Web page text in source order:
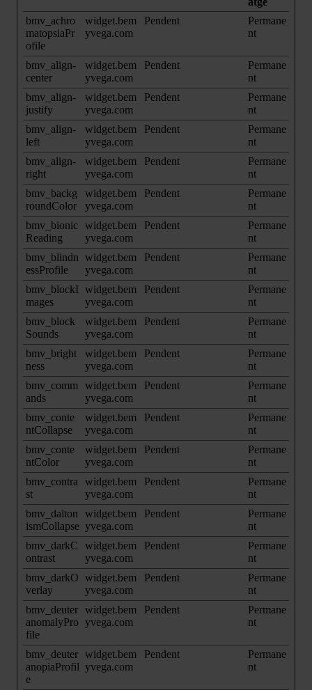
bmv_achro
matopsiaPr
ofile
widget.bem
yvega.com
Pendent
Permane
nt
bmv_align-
center
widget.bem
yvega.com
Pendent
Permane
nt
bmv_align-
justify
widget.bem
yvega.com
Pendent
Permane
nt
bmv_align-
left
widget.bem
yvega.com
Pendent
Permane
nt
bmv_align-
right
widget.bem
yvega.com
Pendent
Permane
nt
bmv_backg
roundColor
widget.bem
yvega.com
Pendent
Permane
nt
bmv_bionic
Reading
widget.bem
yvega.com
Pendent
Permane
nt
bmv_blindn
essProfile
widget.bem
yvega.com
Pendent
Permane
nt
bmv_blockI
mages
widget.bem
yvega.com
Pendent
Permane
nt
bmv_block
Sounds
widget.bem
yvega.com
Pendent
Permane
nt
bmv_bright
ness
widget.bem
yvega.com
Pendent
Permane
nt
bmv_comm
ands
widget.bem
yvega.com
Pendent
Permane
nt
bmv_conte
ntCollapse
widget.bem
yvega.com
Pendent
Permane
nt
bmv_conte
ntColor
widget.bem
yvega.com
Pendent
Permane
nt
bmv_contra
st
widget.bem
yvega.com
Pendent
Permane
nt
bmv_dalton
ismCollapse
widget.bem
yvega.com
Pendent
Permane
nt
bmv_darkC
ontrast
widget.bem
yvega.com
Pendent
Permane
nt
bmv_darkO
verlay
widget.bem
yvega.com
Pendent
Permane
nt
bmv_deuter
anomalyPro
file
widget.bem
yvega.com
Pendent
Permane
nt
bmv_deuter
anopiaProfil
e
widget.bem
yvega.com
Pendent
Permane
nt